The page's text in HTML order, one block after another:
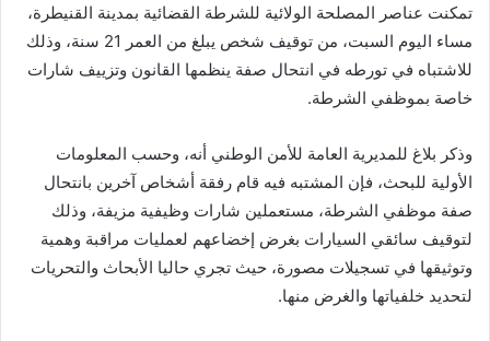
تمكنت عناصر المصلحة الولائية للشرطة القضائية بمدينة القنيطرة،
مساء اليوم السبت، من توقيف شخص يبلغ من العمر 21 سنة، وذلك
للاشتباه في تورطه في انتحال صفة ينظمها القانون وتزييف شارات
خاصة بموظفي الشرطة.
وذكر بلاغ للمديرية العامة للأمن الوطني أنه، وحسب المعلومات
الأولية للبحث، فإن المشتبه فيه قام رفقة أشخاص آخرين بانتحال
صفة موظفي الشرطة، مستعملين شارات وظيفية مزيفة، وذلك
لتوقيف سائقي السيارات بغرض إخضاعهم لعمليات مراقبة وهمية
وتوثيقها في تسجيلات مصورة، حيث تجري حاليا الأبحاث والتحريات
لتحديد خلفياتها والغرض منها.